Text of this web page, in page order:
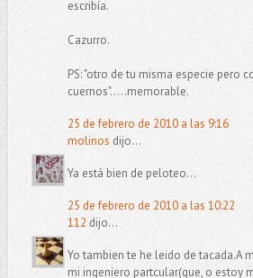
escribía.
Cazurro.
PS: "otro de tu misma especie pero
cuernos".....memorable.
25 de febrero de 2010 a las 9:16
molinos dijo...
Ya está bien de peloteo...
25 de febrero de 2010 a las 10:22
112 dijo...
Yo tambien te he leido de tacada.A
mi ingeniero partcular(que, o estoy